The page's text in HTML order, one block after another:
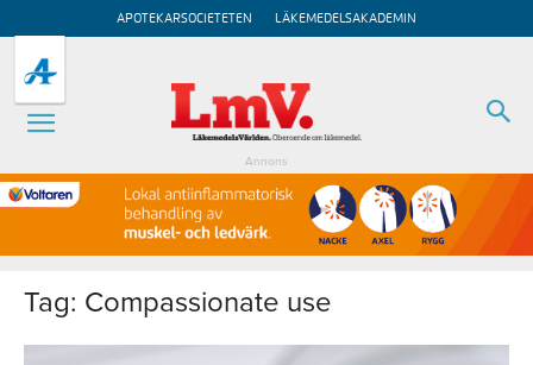
APOTEKARSOCIETETEN LÄKEMEDELSAKADEMIN
Annons
Tag: Compassionate use